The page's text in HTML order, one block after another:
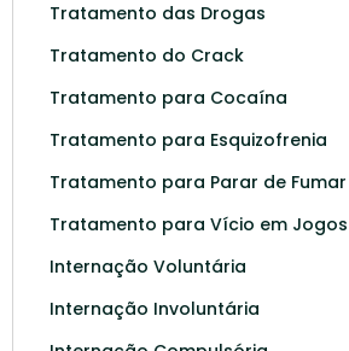
Tratamento das Drogas
Tratamento do Crack
Tratamento para Cocaína
Tratamento para Esquizofrenia
Tratamento para Parar de Fumar
Tratamento para Vício em
Internação Voluntária
Internação Involuntária